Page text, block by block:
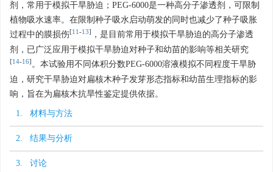
剂，常用于模拟干旱胁迫；PEG-6000是一种高分子渗透剂，可限制
植物吸水速率。在限制种子吸水启动萌发的同时也减少了种子吸胀
过程中的膜损伤[11-13]
，是目前常用于模拟干旱胁迫的高分子渗透
剂，已广泛应用于模拟干旱胁迫对种子和幼苗的影响等相关研究
[14-16] 。本试验用不同体积分数PEG-6000溶液模拟不同程度干旱胁
迫，研究干旱胁迫对扁核木种子发芽形态指标和幼苗生理指标的影
响，旨在为扁核木抗旱性鉴定提供依据。
1. 材料与方法
2. 结果与分析
3. 讨论